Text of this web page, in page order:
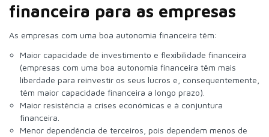
financeira para as empresas
As empresas com uma boa autonomia financeira têm:
Maior capacidade de investimento e flexibilidade financeira
(empresas com uma boa autonomia financeira têm mais
liberdade para reinvestir os seus lucros e, consequentemente,
têm maior capacidade financeira a longo prazo).
Maior resistência a crises económicas e à conjuntura
financeira.
Menor dependência de terceiros, pois dependem menos de